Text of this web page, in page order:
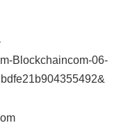
Blockchaincom-06-